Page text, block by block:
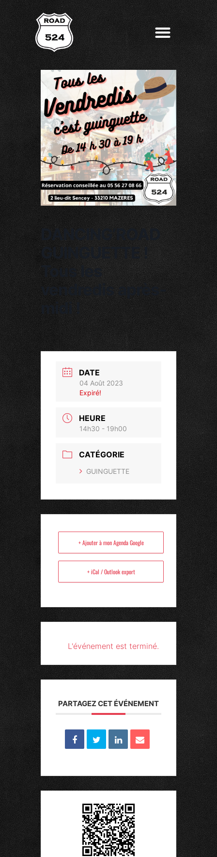
DANCING’ROAD
GUINGUETTE !
Tous les
vendredis après-
midi !
DATE
04 Août 2023
Expiré!
HEURE
14h30 - 19h00
CATÉGORIE
GUINGUETTE
+ Ajouter à mon Agenda Google
+ iCal / Outlook export
L'événement est terminé.
PARTAGEZ CET ÉVÉNEMENT